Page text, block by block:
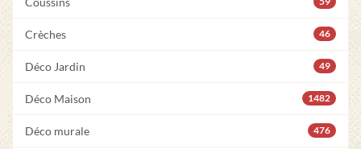
Crèches 46
Déco Jardin 49
Déco Maison 1482
Déco murale 476